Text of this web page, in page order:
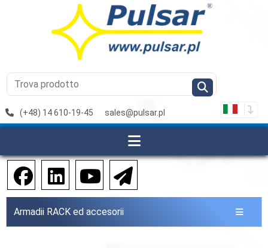
(+48) 14 610-19-45 sales@pulsar.pl
Armadii RACK ed accesorii